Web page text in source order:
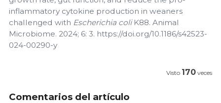
inflammatory cytokine production in weaners
challenged with Escherichia coliK88. Animal
Microbiome. 2024; 6: 3. https://doi.org/10.1186/s42523-
024-00290-y
Visto 170 veces
Comentarios del artículo